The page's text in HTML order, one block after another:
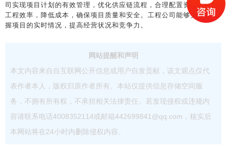
司实现项目计划的有效管理，优化供应链流程，合理配置资源，提高
工程效率，降低成本，确保项目质量和安全。工程公司能够更好地掌
握项目的实时情况，提高经营状况和竞争力。
网站提醒和声明
本文内容来自自互联网公开信息或用户自发贡献，该文观点仅代
表作者本人，版权归原作者所有。本站仅提供信息存储空间服
务，不拥有所有权，不承担相关法律责任。若发现侵权或违规内
容请联系电话4008352114或邮箱442699841@qq.com，核实后
本网站将在24小时内删除侵权内容。